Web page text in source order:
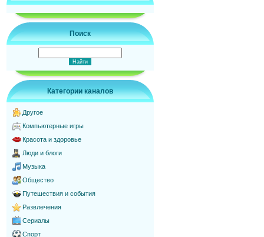
Поиск
Категории каналов
Другое
Компьютерные игры
Красота и здоровье
Люди и блоги
Музыка
Общество
Путешествия и события
Развлечения
Сериалы
Спорт